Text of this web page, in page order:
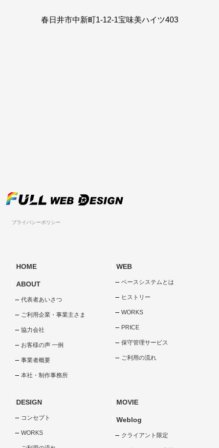
春日井市中新町1-12-1宝味美ハイツ403
プライバシーポリシー
HOME
ABOUT
代表者あいさつ
ご利用企業・事業主さま
協力会社
お客様の声 一例
事業者概要
本社・制作事務所
WEB
ベースシステムとは
ヒストリー
WORKS
PRICE
保守管理サービス
ご利用の流れ
DESIGN
コンセプト
WORKS
MOVIE
Weblog
クライアント限定